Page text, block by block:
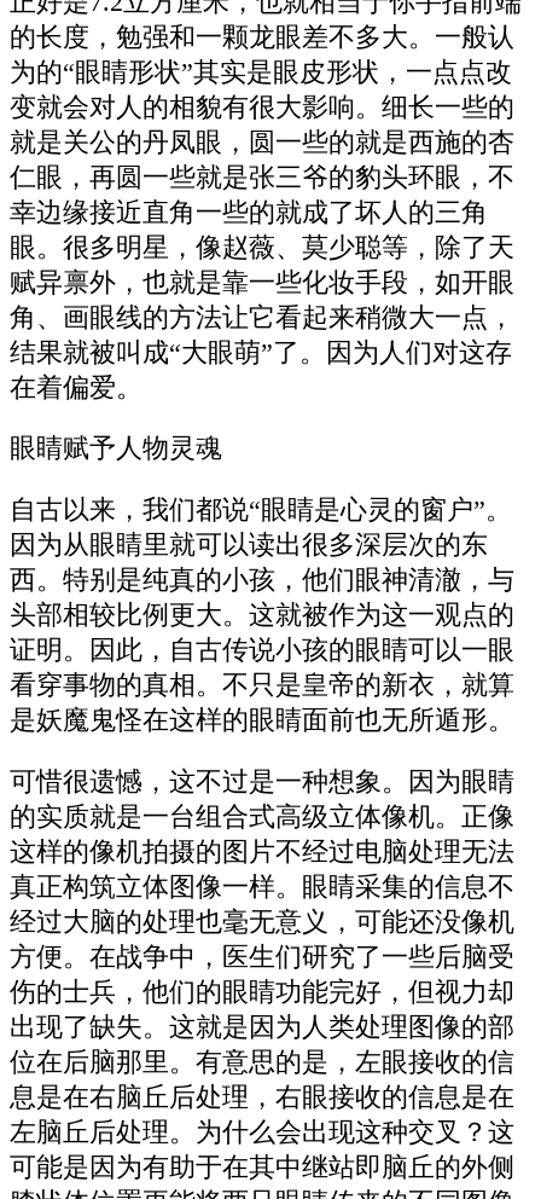
的长度，勉强和一颗龙眼差不多大。一般认
为的“眼睛形状”其实是眼皮形状，一点点改
变就会对人的相貌有很大影响。细长一些的
就是关公的丹凤眼，圆一些的就是西施的杏
仁眼，再圆一些就是张三爷的豹头环眼，不
幸边缘接近直角一些的就成了坏人的三角
眼。很多明星，像赵薇、莫少聪等，除了天
赋异禀外，也就是靠一些化妆手段，如开眼
角、画眼线的方法让它看起来稍微大一点，
结果就被叫成“大眼萌”了。因为人们对这存
在着偏爱。
眼睛赋予人物灵魂
自古以来，我们都说“眼睛是心灵的窗户”。
因为从眼睛里就可以读出很多深层次的东
西。特别是纯真的小孩，他们眼神清澈，与
头部相较比例更大。这就被作为这一观点的
证明。因此，自古传说小孩的眼睛可以一眼
看穿事物的真相。不只是皇帝的新衣，就算
是妖魔鬼怪在这样的眼睛面前也无所遁形。
可惜很遗憾，这不过是一种想象。因为眼睛
的实质就是一台组合式高级立体像机。正像
这样的像机拍摄的图片不经过电脑处理无法
真正构筑立体图像一样。眼睛采集的信息不
经过大脑的处理也毫无意义，可能还没像机
方便。在战争中，医生们研究了一些后脑受
伤的士兵，他们的眼睛功能完好，但视力却
出现了缺失。这就是因为人类处理图像的部
位在后脑那里。有意思的是，左眼接收的信
息是在右脑丘后处理，右眼接收的信息是在
左脑丘后处理。为什么会出现这种交叉？这
可能是因为有助于在其中继站即脑丘的外侧